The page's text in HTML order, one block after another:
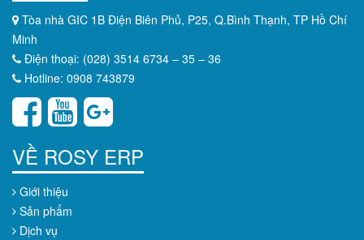
Tòa nhà GIC 1B Điện Biên Phủ, P25, Q.Bình Thạnh, TP Hồ Chí
Minh
Điện thoại: (028) 3514 6734 – 35 – 36
Hotline: 0908 743879
VỀ ROSY ERP
Giới thiệu
Sản phẩm
Dịch vụ